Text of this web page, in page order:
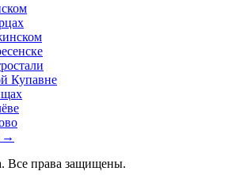
Купавне
→
Все права защищены.